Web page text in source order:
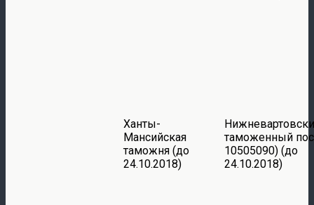
Ханты-
Мансийская
таможня (до
24.10.2018)
таможенный
10505090) (до
24.10.2018)